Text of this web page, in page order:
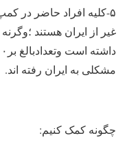
۵-کلیه افراد حاضر در
غیر از ایران هستند
مشکلی به ایران رفته اند.
چگونه کمک کنیم: